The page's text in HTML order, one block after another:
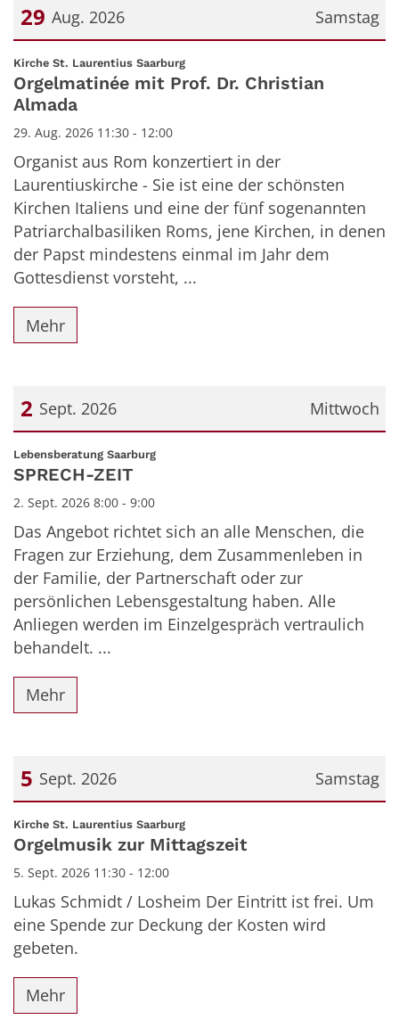
Samstag
29 Aug. 2026
Datum: 29. August 2026
Kirche St. Laurentius Saarburg:
Orgelmatinée mit Prof. Dr. Christian
Almada
29. Aug. 2026 11:30 - 12:00
Organist aus Rom konzertiert in der
Laurentiuskirche - Sie ist eine der schönsten
Kirchen Italiens und eine der fünf sogenannten
Patriarchalbasiliken Roms, jene Kirchen, in denen
der Papst mindestens einmal im Jahr dem
Gottesdienst vorsteht, ...
Mehr
Mittwoch
2 Sept. 2026
Datum: 2. September 2026
Lebensberatung Saarburg:
SPRECH-ZEIT
2. Sept. 2026 8:00 - 9:00
Das Angebot richtet sich an alle Menschen, die
Fragen zur Erziehung, dem Zusammenleben in
der Familie, der Partnerschaft oder zur
persönlichen Lebensgestaltung haben. Alle
Anliegen werden im Einzelgespräch vertraulich
behandelt. ...
Mehr
Samstag
5 Sept. 2026
Datum: 5. September 2026
Kirche St. Laurentius Saarburg:
Orgelmusik zur Mittagszeit
5. Sept. 2026 11:30 - 12:00
Lukas Schmidt / Losheim Der Eintritt ist frei. Um
eine Spende zur Deckung der Kosten wird
gebeten.
Mehr